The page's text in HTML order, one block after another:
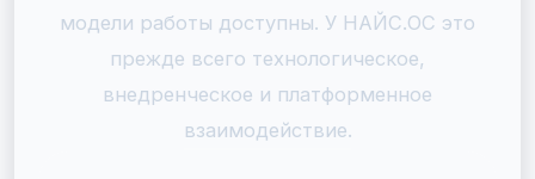
модели работы доступны. У НАЙС.ОС это
прежде всего технологическое,
внедренческое и платформенное
взаимодействие.